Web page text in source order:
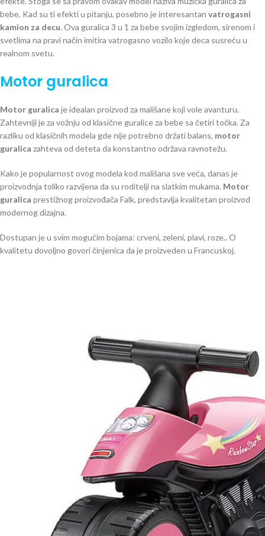
bebe. Kad su ti efekti u pitanju, posebno je interesantan vatrogasni
kamion za decu. Ova guralica 3 u 1 za bebe svojim izgledom, sirenom i
svetlima na pravi način imitira vatrogasno vozilo koje deca susreću u
realnom svetu.
Motor guralica
Motor guralica je idealan proizvod za mališane koji vole avanturu.
Zahtevniji je za vožnju od klasične guralice za bebe sa četiri točka. Za
razliku od klasičnih modela gde nije potrebno držati balans, motor
guralica zahteva od deteta da konstantno održava ravnotežu.
Kako je popularnost ovog modela kod mališana sve veća, danas je
proizvodnja toliko razvijena da su roditelji na slatkim mukama. Motor
guralica prestižnog proizvođača Falk, predstavlja kvalitetan proizvod
modernog dizajna.
Dostupan je u svim mogućim bojama: crveni, zeleni, plavi, roze.. O
kvalitetu dovoljno govori činjenica da je proizveden u Francuskoj.